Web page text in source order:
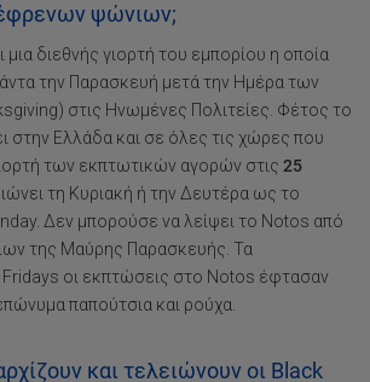
ψώνιων;
μια διεθνής γιορτή του εμπορίου η οποία
την Παρασκευή μετά την Ημέρα των
στις Ηνωμένες Πολιτείες. Φέτος το
στην Ελλάδα και σε όλες τις χώρες που
των εκπτωτικών αγορών στις 25
τη Κυριακή ή την Δευτέρα ως το
Δεν μπορούσε να λείψει το Notos από
της Μαύρης Παρασκευής. Τα
οι εκπτώσεις στο Notos έφτασαν
παπούτσια και ρούχα.
και τελειώνουν οι Black